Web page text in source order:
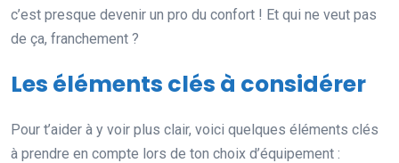
c’est presque devenir un pro du confort ! Et qui ne veut pas
de ça, franchement ?
Les éléments clés à considérer
Pour t’aider à y voir plus clair, voici quelques éléments clés
à prendre en compte lors de ton choix d’équipement :